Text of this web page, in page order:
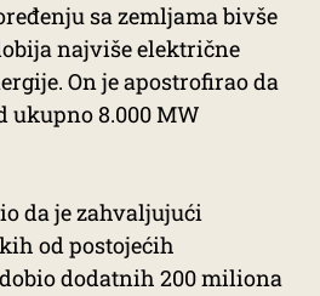
sa zemljama bivše
najviše električne
On je apostrofirao da
ukupno 8.000 MW
da je zahvaljujući
od postojećih
dodatnih 200 miliona